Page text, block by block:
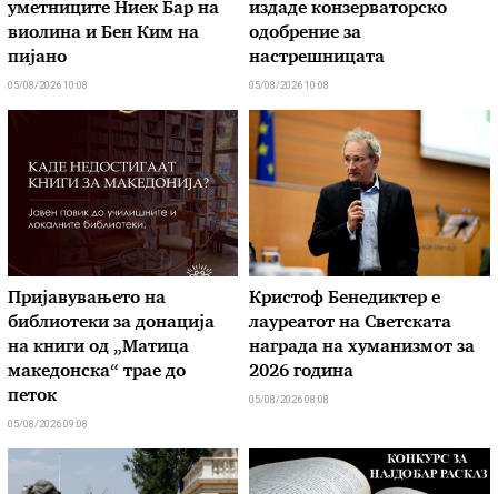
уметниците Ниек Бар на
виолина и Бен Ким на
пијано
05/08/2026 10:08
издаде конзерваторско
одобрение за
настрешницата
05/08/2026 10:08
Пријавувањето на
библиотеки за донација
на книги од „Матица
македонска“ трае до
петок
05/08/2026 09:08
Кристоф Бенедиктер е
лауреатот на Светската
награда на хуманизмот за
2026 година
05/08/2026 08:08